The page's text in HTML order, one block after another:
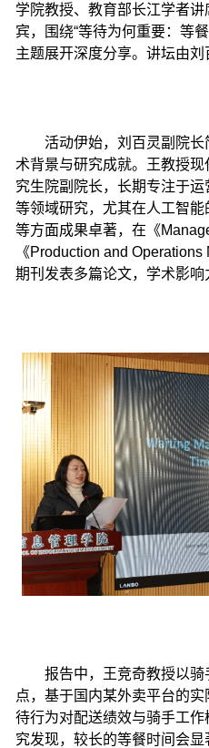
学院教授、教育部长江学者
宾，围绕“等待为何重要：等
主题展开深度分享。讲坛由刘
活动伊始，刘百灵副院
术背景与研究成就。王教授
究生院副院长，长期专注于
等领域研究，尤其在人工智
等方面成果卓著，在《
《Production and
期刊发表多篇论文，学术影响
报告中，王竞奇教授以骑
点，基于国内某外卖平台的
待行为对配送绩效与骑手工
究发现，较长的等餐时间会